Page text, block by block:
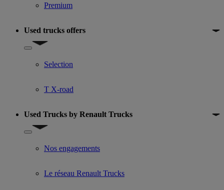
Premium
Used trucks offers
Show submenu for Used trucks offers
Selection
T X-road
Used Trucks by Renault Trucks
Show submenu for Used Trucks by Renault Trucks
Nos engagements
Le réseau Renault Trucks